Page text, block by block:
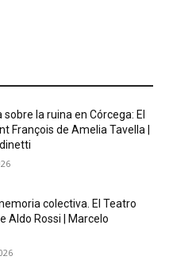
la ruina en Córcega: El
François de Amelia Tavella |
colectiva. El Teatro
Aldo Rossi | Marcelo